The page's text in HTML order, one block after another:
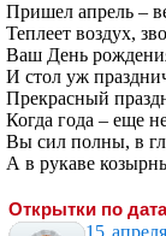
Пришел апрель –
Теплеет воздух,
Ваш День
И стол уж
Прекрасный
Когда года – еще
Вы сил полны, в
А в рукаве
Открытки по
15